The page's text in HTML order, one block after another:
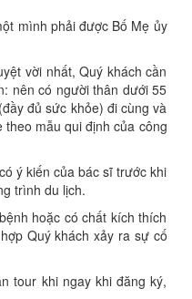
mình phải được Bố Mẹ ủy
vời nhất, Quý khách cần
nên có người thân dưới 55
đủ sức khỏe) đi cùng và
mẫu qui định của công
ý kiến của bác sĩ trước khi
trình du lịch.
hoặc có chất kích thích
Quý khách xảy ra sự cố
tour khi ngay khi đăng ký,